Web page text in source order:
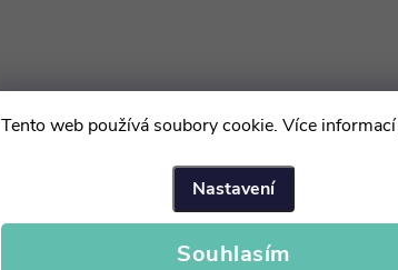
Tento web používá soubory cookie. Více informací
Nastavení
Souhlasím